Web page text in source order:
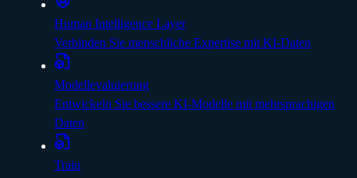
Human Intelligence Layer
Verbinden Sie menschliche Expertise mit KI-Daten
Modellevaluierung
Entwickeln Sie bessere KI-Modelle mit mehrsprachigen
Daten
Train